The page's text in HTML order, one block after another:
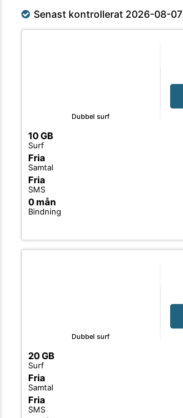
Senast kontrollerat 2026-08-07
Dubbel surf
10 GB
Surf
Fria
Samtal
Fria
SMS
0 mån
Bindning
Dubbel surf
20 GB
Surf
Fria
Samtal
Fria
SMS